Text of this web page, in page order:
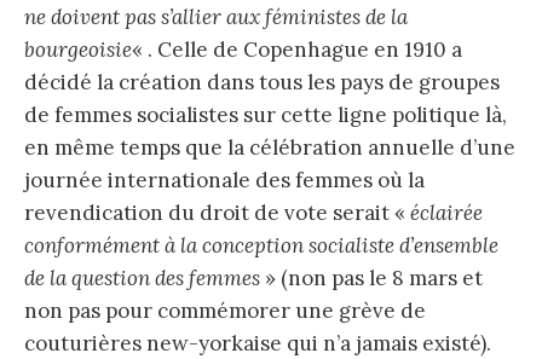
ne doivent pas s’allier aux féministes de la
bourgeoisie« . Celle de Copenhague en 1910 a
décidé la création dans tous les pays de groupes
de femmes socialistes sur cette ligne politique là,
en même temps que la célébration annuelle d’une
journée internationale des femmes où la
revendication du droit de vote serait « éclairée
conformément à la conception socialiste d’ensemble
de la question des femmes » (non pas le 8 mars et
non pas pour commémorer une grève de
couturières new-yorkaise qui n’a jamais existé).